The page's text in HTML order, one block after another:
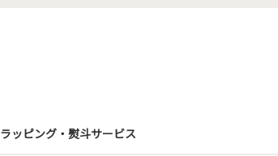
ラッピング・熨斗サービス